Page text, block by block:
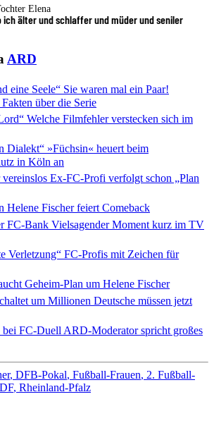
Elena
ich älter und schlaffer und müder und seniler
ARD
eine Seele“ Sie waren mal ein Paar!
über die Serie
Welche Filmfehler verstecken sich im
Dialekt“ »Füchsin« heuert beim
in Köln an
vereinslos Ex-FC-Profi verfolgt schon „Plan
Helene Fischer feiert Comeback
FC-Bank Vielsagender Moment kurz im TV
Verletzung“ FC-Profis mit Zeichen für
Geheim-Plan um Helene Fischer
um Millionen Deutsche müssen jetzt
FC-DuellARD-Moderator spricht großes
DFB-Pokal Fußball-Frauen 2. Fußball-
Rheinland-Pfalz